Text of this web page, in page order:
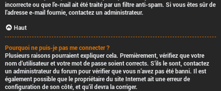
incorrecte ou que l’e-mail ait été traité par un filtre anti-spam. Si vous êtes sûr de
l’adresse e-mail fournie, contactez un administrateur.
Haut
Pourquoi ne puis-je pas me connecter ?
Plusieurs raisons pourraient expliquer cela. Premièrement, vérifiez que votre
nom d’utilisateur et votre mot de passe soient corrects. S’ils le sont, contactez
un administrateur du forum pour vérifier que vous n’avez pas été banni. Il est
également possible que le propriétaire du site Internet ait une erreur de
configuration de son côté, et qu’il devra la corriger.